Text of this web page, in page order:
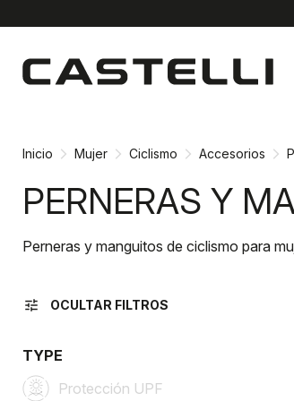
contenido
Inicio Mujer Ciclismo Accesorios
PERNERAS Y
Perneras y manguitos de ciclismo para
tune OCULTAR FILTROS
TYPE
Protección UPF